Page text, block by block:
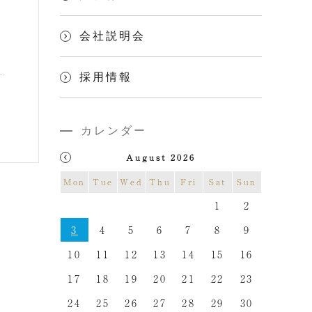
会社説明会
採用情報
カレンダー
August 2026
Mon
Tue Wed Thu Fri Sat Sun
1
2
3
4 5 6 7 8
9
10
11 12 13 14 15
16
17
18 19 20 21 22
23
24
25 26 27 28 29
30